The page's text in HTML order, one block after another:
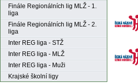
Finále Regionálních lig MLŽ - 1.
liga
Finále Regionálních lig MLŽ - 2.
liga
Inter REG liga - STŽ
Inter REG liga - MLŽ
Inter REG liga - Muži
Krajské školní ligy